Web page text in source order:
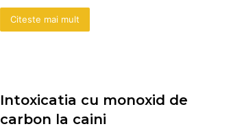
Citeste mai mult
Intoxicatia cu monoxid de
carbon la caini